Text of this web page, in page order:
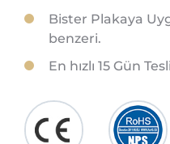
Bister Plakaya
benzeri.
En hızlı 15 Gün